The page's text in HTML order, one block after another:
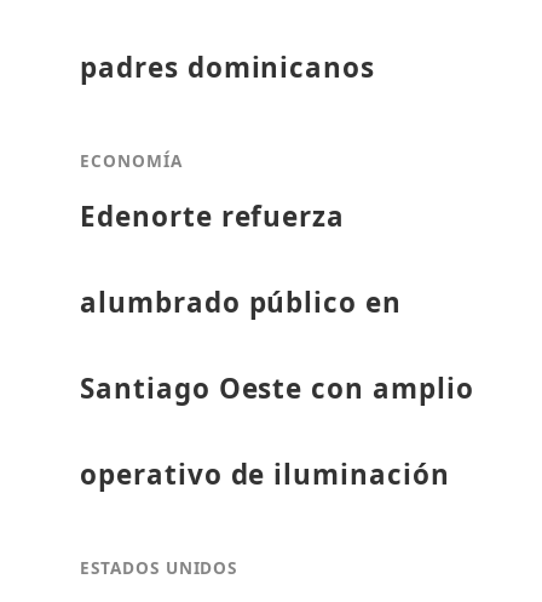
padres dominicanos
ECONOMÍA
Edenorte refuerza
alumbrado público en
Santiago Oeste con amplio
operativo de iluminación
ESTADOS UNIDOS